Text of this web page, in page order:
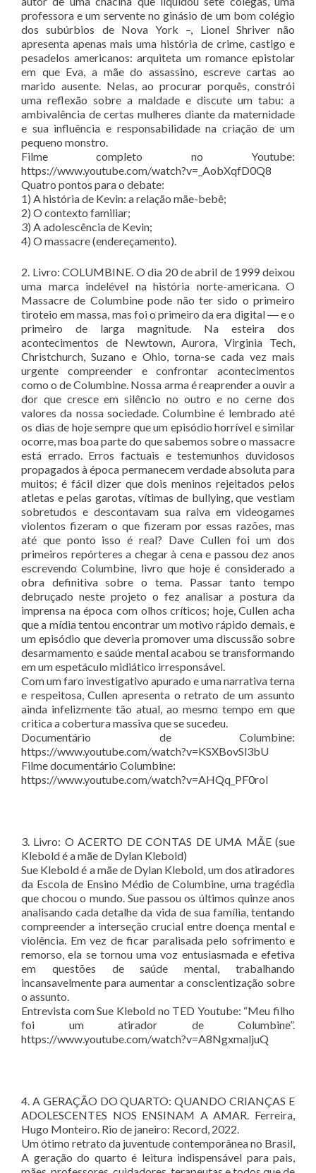
professora e um servente no ginásio de um bom colégio
dos subúrbios de Nova York –, Lionel Shriver não
apresenta apenas mais uma história de crime, castigo e
pesadelos americanos: arquiteta um romance epistolar
em que Eva, a mãe do assassino, escreve cartas ao
marido ausente. Nelas, ao procurar porquês, constrói
uma reflexão sobre a maldade e discute um tabu: a
ambivalência de certas mulheres diante da maternidade
e sua influência e responsabilidade na criação de um
pequeno monstro.
Filme completo no Youtube:
https://www.youtube.com/watch?v=_AobXqfD0Q8
Quatro pontos para o debate:
1) A história de Kevin: a relação mãe-bebê;
2) O contexto familiar;
3) A adolescência de Kevin;
4) O massacre (endereçamento).
2. Livro: COLUMBINE. O dia 20 de abril de 1999 deixou
uma marca indelével na história norte-americana. O
Massacre de Columbine pode não ter sido o primeiro
tiroteio em massa, mas foi o primeiro da era digital ― e o
primeiro de larga magnitude. Na esteira dos
acontecimentos de Newtown, Aurora, Virginia Tech,
Christchurch, Suzano e Ohio, torna-se cada vez mais
urgente compreender e confrontar acontecimentos
como o de Columbine. Nossa arma é reaprender a ouvir a
dor que cresce em silêncio no outro e no cerne dos
valores da nossa sociedade. Columbine é lembrado até
os dias de hoje sempre que um episódio horrível e similar
ocorre, mas boa parte do que sabemos sobre o massacre
está errado. Erros factuais e testemunhos duvidosos
propagados à época permanecem verdade absoluta para
muitos; é fácil dizer que dois meninos rejeitados pelos
atletas e pelas garotas, vítimas de bullying, que vestiam
sobretudos e descontavam sua raiva em videogames
violentos fizeram o que fizeram por essas razões, mas
até que ponto isso é real? Dave Cullen foi um dos
primeiros repórteres a chegar à cena e passou dez anos
escrevendo Columbine, livro que hoje é considerado a
obra definitiva sobre o tema. Passar tanto tempo
debruçado neste projeto o fez analisar a postura da
imprensa na época com olhos críticos; hoje, Cullen acha
que a mídia tentou encontrar um motivo rápido demais, e
um episódio que deveria promover uma discussão sobre
desarmamento e saúde mental acabou se transformando
em um espetáculo midiático irresponsável.
Com um faro investigativo apurado e uma narrativa terna
e respeitosa, Cullen apresenta o retrato de um assunto
ainda infelizmente tão atual, ao mesmo tempo em que
critica a cobertura massiva que se sucedeu.
Documentário de Columbine:
https://www.youtube.com/watch?v=KSXBovSl3bU
Filme documentário Columbine:
https://www.youtube.com/watch?v=AHQq_PF0roI
3. Livro: O ACERTO DE CONTAS DE UMA MÃE (sue
Klebold é a mãe de Dylan Klebold)
Sue Klebold é a mãe de Dylan Klebold, um dos atiradores
da Escola de Ensino Médio de Columbine, uma tragédia
que chocou o mundo. Sue passou os últimos quinze anos
analisando cada detalhe da vida de sua família, tentando
compreender a interseção crucial entre doença mental e
violência. Em vez de ficar paralisada pelo sofrimento e
remorso, ela se tornou uma voz entusiasmada e efetiva
em questões de saúde mental, trabalhando
incansavelmente para aumentar a conscientização sobre
o assunto.
Entrevista com Sue Klebold no TED Youtube: “Meu filho
foi um atirador de Columbine”.
https://www.youtube.com/watch?v=A8NgxmaljuQ
4. A GERAÇÃO DO QUARTO: QUANDO CRIANÇAS E
ADOLESCENTES NOS ENSINAM A AMAR. Ferreira,
Hugo Monteiro. Rio de janeiro: Record, 2022.
Um ótimo retrato da juventude contemporânea no Brasil,
A geração do quarto é leitura indispensável para pais,